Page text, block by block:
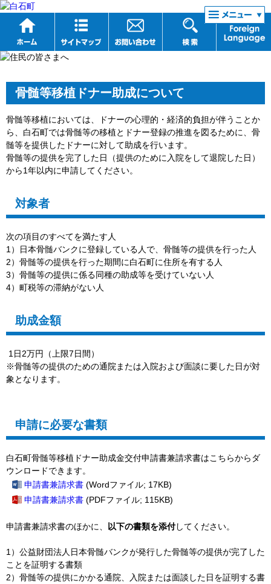
リンク集
骨髄等移植ドナー助成について
骨髄等移植においては、ドナーの心理的・経済的負担が伴うことか
ら、白石町では骨髄等の移植とドナー登録の推進を図るために、骨
髄等を提供したドナーに対して助成を行います。
骨髄等の提供を完了した日（提供のために入院をして退院した日）
から1年以内に申請してください。
対象者
次の項目のすべてを満たす人
1）日本骨髄バンクに登録している人で、骨髄等の提供を行った人
2）骨髄等の提供を行った期間に白石町に住所を有する人
3）骨髄等の提供に係る同種の助成等を受けていない人
4）町税等の滞納がない人
助成金額
1日2万円（上限7日間）
※骨髄等の提供のための通院または入院および面談に要した日が対
象となります。
申請に必要な書類
白石町骨髄等移植ドナー助成金交付申請書兼請求書はこちらからダ
ウンロードできます。
申請書兼請求書 (Wordファイル; 17KB)
申請書兼請求書 (PDFファイル; 115KB)
申請書兼請求書のほかに、 以下の書類を添付してください。
1）公益財団法人日本骨髄バンクが発行した骨髄等の提供が完了した
ことを証明する書類
2）骨髄等の提供にかかる通院、入院または面談した日を証明する書